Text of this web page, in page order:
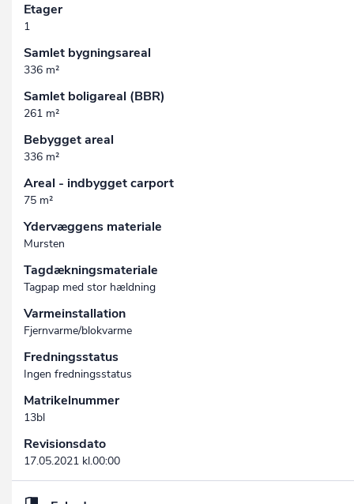
Etager
1
Samlet bygningsareal
336 m²
Samlet boligareal (BBR)
261 m²
Bebygget areal
336 m²
Areal - indbygget carport
75 m²
Ydervæggens materiale
Mursten
Tagdækningsmateriale
Tagpap med stor hældning
Varmeinstallation
Fjernvarme/blokvarme
Fredningsstatus
Ingen fredningsstatus
Matrikelnummer
13bl
Revisionsdato
17.05.2021 kl.00:00